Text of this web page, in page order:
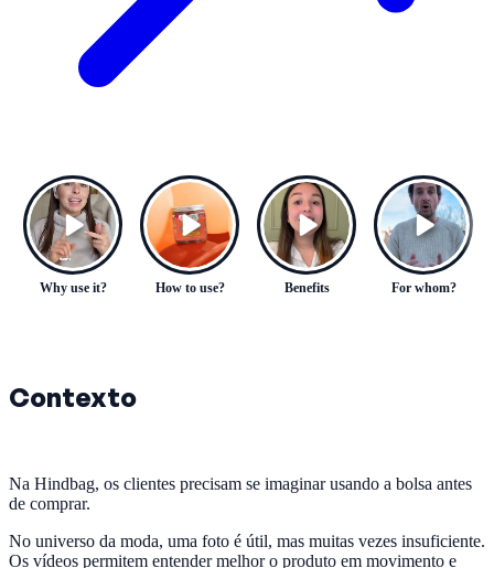
Why use it? How to use? Benefits For whom?
Contexto
Na Hindbag, os clientes precisam se imaginar usando a bolsa antes
de comprar.
No universo da moda, uma foto é útil, mas muitas vezes insuficiente.
Os vídeos permitem entender melhor o produto em movimento e